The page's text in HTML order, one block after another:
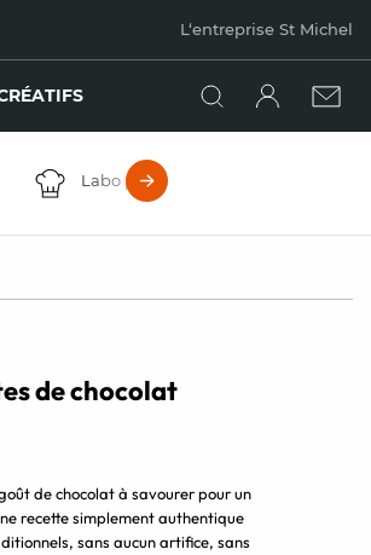
L‘entreprise St Michel
Labo pâtissier en GMS
de chocolat
de chocolat à savourer pour un
recette simplement authentique
sans aucun artifice, sans